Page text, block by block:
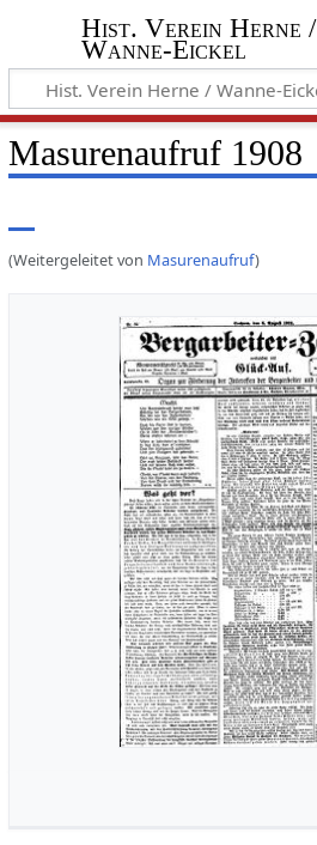
Hist. Verein Herne /
Wanne-Eickel
Masurenaufruf 1908
(Weitergeleitet von Masurenaufruf)